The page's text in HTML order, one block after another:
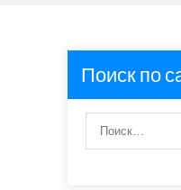
Поиск по